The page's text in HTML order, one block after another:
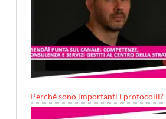
Perché sono importanti i protocolli?